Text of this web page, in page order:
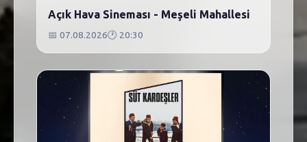
Açık Hava Sineması - Meşeli Mahallesi
📅 07.08.2026🕐 20:30